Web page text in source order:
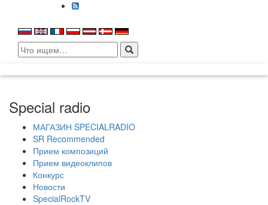
Search
for:
Special radio
МАГАЗИН SPECIALRADIO
SR Recommended
Прием композиций
Прием видеоклипов
Конкурс
Новости
SpecialRockTV